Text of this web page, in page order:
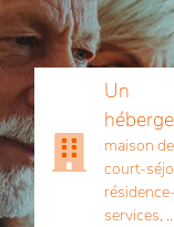
Un
maison
court-
résidence-
services, ...